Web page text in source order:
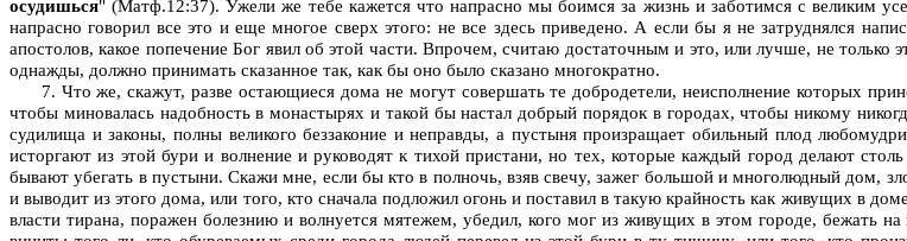
осудишься" (Матф.12:37). Ужели же тебе кажется что напрасно мы боимся за жизнь и заботимся с великим
напрасно говорил все это и еще многое сверх этого: не все здесь приведено. А если бы я не затруднялся
апостолов, какое попечение Бог явил об этой части. Впрочем, считаю достаточным и это, или лучше, не только
однажды, должно принимать сказанное так, как бы оно было сказано многократно.
7. Что же, скажут, разве остающиеся дома не могут совершать те добродетели, неисполнение которых
чтобы миновалась надобность в монастырях и такой бы настал добрый порядок в городах, чтобы никому
судилища и законы, полны великого беззаконие и неправды, а пустыня произращает обильный плод
исторгают из этой бури и волнение и руководят к тихой пристани, но тех, которые каждый город делают
бывают убегать в пустыни. Скажи мне, если бы кто в полночь, взяв свечу, зажег большой и многолюдный дом,
и выводит из этого дома, или того, кто сначала подложил огонь и поставил в такую крайность как живущих в
власти тирана, поражен болезнию и волнуется мятежем, убедил, кого мог из живущих в этом городе, бежать